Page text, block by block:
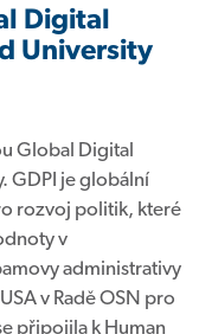
Digital
University
Global Digital
GDPI je globální
rozvoj politik, které
v
administrativy
v Radě OSN pro
připojila k Human